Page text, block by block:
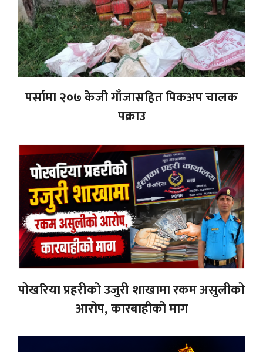
पर्सामा २०७ केजी गाँजासहित पिकअप चालक
पक्राउ
पोखरिया प्रहरीको उजुरी शाखामा रकम असुलीको
आरोप, कारबाहीको माग